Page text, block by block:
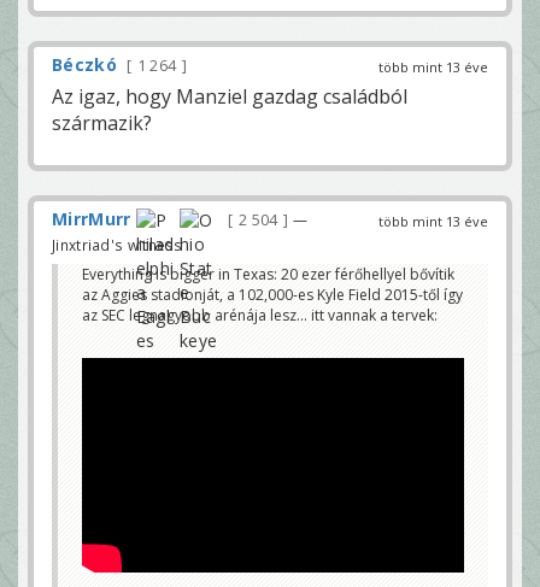
több mint 13 éve
Béczkó 1 264
Az igaz, hogy Manziel gazdag családból
származik?
több mint 13 éve
MirrMurr 2 504
—
Jinxtriad's witness
Everything is bigger in Texas: 20 ezer férőhellyel bővítik
az Aggies stadionját, a 102,000-es Kyle Field 2015-től így
az SEC legnagyobb arénája lesz... itt vannak a tervek: